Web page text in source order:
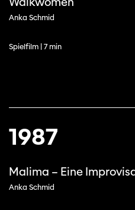
Anka Schmid
Spielfilm | 7 min
1987
Malima – Eine
Anka Schmid